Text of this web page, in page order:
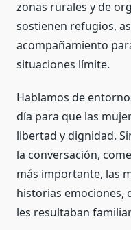
zonas rurales y de
sostienen refugios,
acompañamiento
situaciones límite.
Hablamos de
día para que las
libertad y dignidad.
la conversación,
más importante, las
historias emociones,
les resultaban